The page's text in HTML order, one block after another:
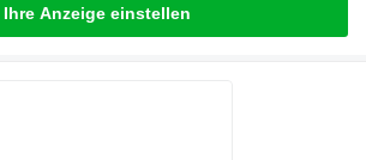
Ihre Anzeige einstellen